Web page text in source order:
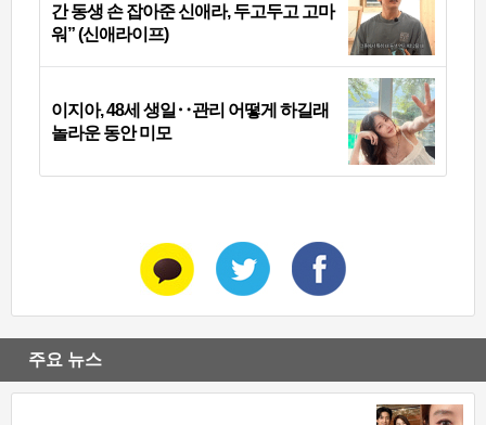
간 동생 손 잡아준 신애라, 두고두고 고마
워” (신애라이프)
이지아, 48세 생일‥관리 어떻게 하길래
놀라운 동안 미모
주요 뉴스